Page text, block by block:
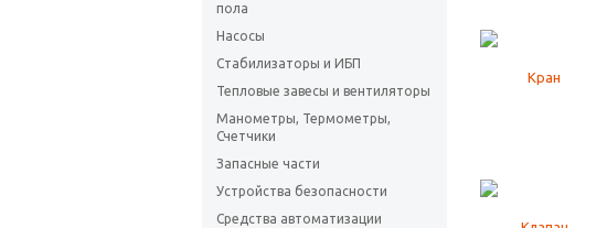
пола
Насосы
Стабилизаторы и ИБП
Тепловые завесы и вентиляторы
Манометры, Термометры,
Счетчики
Запасные части
Устройства безопасности
Средства автоматизации